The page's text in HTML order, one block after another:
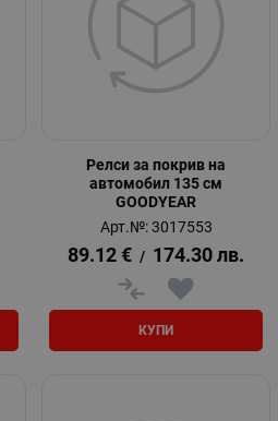
Релси за покрив на
автомобил 135 см
GOODYEAR
Арт.№: 3017553
89.12 € / 174.30 лв.
КУПИ